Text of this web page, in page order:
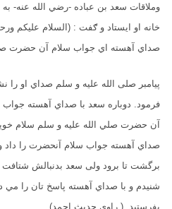
وملاقات سعد بن عباده -رضي الله عنه-
خانه او ايستاد و ګفت : (السلام عليكم
صداي آهسته اي جواب سلام آن حضرت صلي
پيامبر صلى الله عليه و سلم صداي او را
فرمود. دوباره سعد با صداي آهسته جواب
آن حضرت صلي الله عليه و سلم سلام
صداي آهسته جواب سلام آنحضرت را داد
برگشت تا برود ولی سعد بدنبالش
شنيدم و با صداي آهسته پاسخ تان را مي
بفرستيد. ( راوی حدیث احمد)